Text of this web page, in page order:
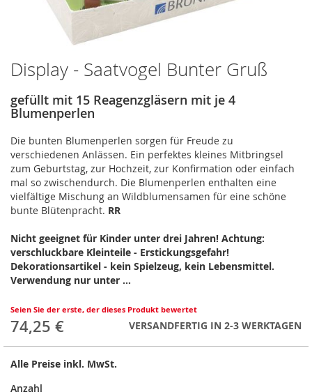
Display - Saatvogel Bunter Gruß
gefüllt mit 15 Reagenzgläsern mit je 4
Blumenperlen
Die bunten Blumenperlen sorgen für Freude zu
verschiedenen Anlässen. Ein perfektes kleines Mitbringsel
zum Geburtstag, zur Hochzeit, zur Konfirmation oder einfach
mal so zwischendurch. Die Blumenperlen enthalten eine
vielfältige Mischung an Wildblumensamen für eine schöne
bunte Blütenpracht. RR
Nicht geeignet für Kinder unter drei Jahren! Achtung:
verschluckbare Kleinteile - Erstickungsgefahr!
Dekorationsartikel - kein Spielzeug, kein Lebensmittel.
Verwendung nur unter …
Seien Sie der erste, der dieses Produkt bewertet
74,25 € VERSANDFERTIG IN 2-3 WERKTAGEN
Alle Preise inkl. MwSt.
Anzahl
Zum
Anfang
Bildergalerie
springen